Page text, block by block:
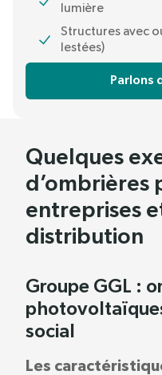
lumière
Structures avec
lestées)
Parlons
Quelques
d’ombrières
entreprises
distribution
Groupe GGL :
social
Les